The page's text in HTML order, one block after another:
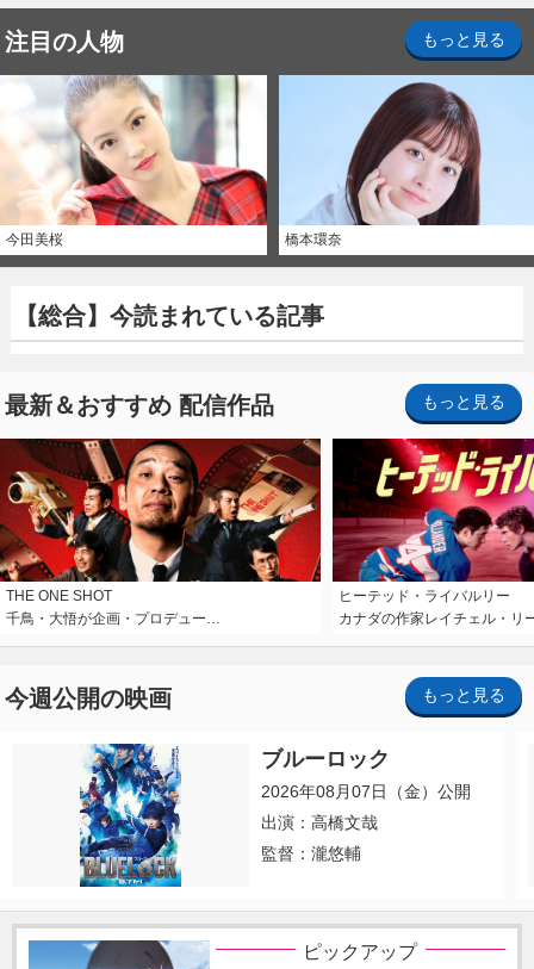
注目の人物 もっと見る
今田美桜 橋本環奈
【総合】今読まれている記事
最新＆おすすめ 配信作品 もっと見る
THE ONE SHOT
千鳥・大悟が企画・プロデュー…
ヒーテッド・ライバルリー
カナダの作家レイチェル・リ
今週公開の映画 もっと見る
ブルーロック
2026年08月07日（金）公開
出演：高橋文哉
監督：瀧悠輔
ピックアップ